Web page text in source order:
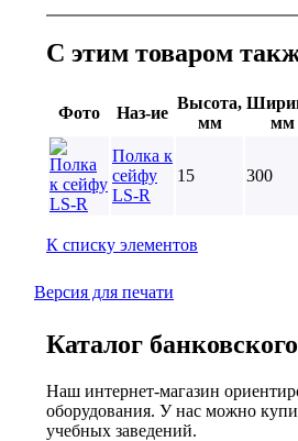
С этим товаром
Фото Наз-ие
Высота,
мм
мм
Полка к
сейфу
LS-R
15 300
К списку элементов
Версия для печати
Каталог
Наш интернет-магазин
оборудования. У нас можно
учебных заведений.